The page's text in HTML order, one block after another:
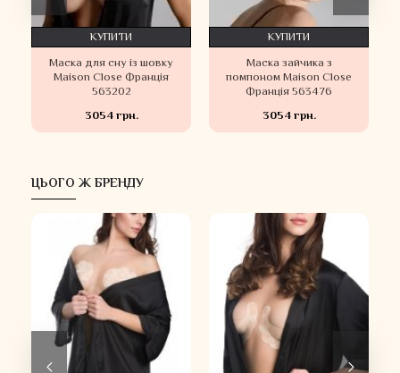
Маска для сну із шовку
Maison Close Франція
563202
3054 грн.
КУПИТИ
Маска зайчика з
помпоном Maison Close
Франція 563476
3054 грн.
КУПИТИ
ЦЬОГО Ж БРЕНДУ